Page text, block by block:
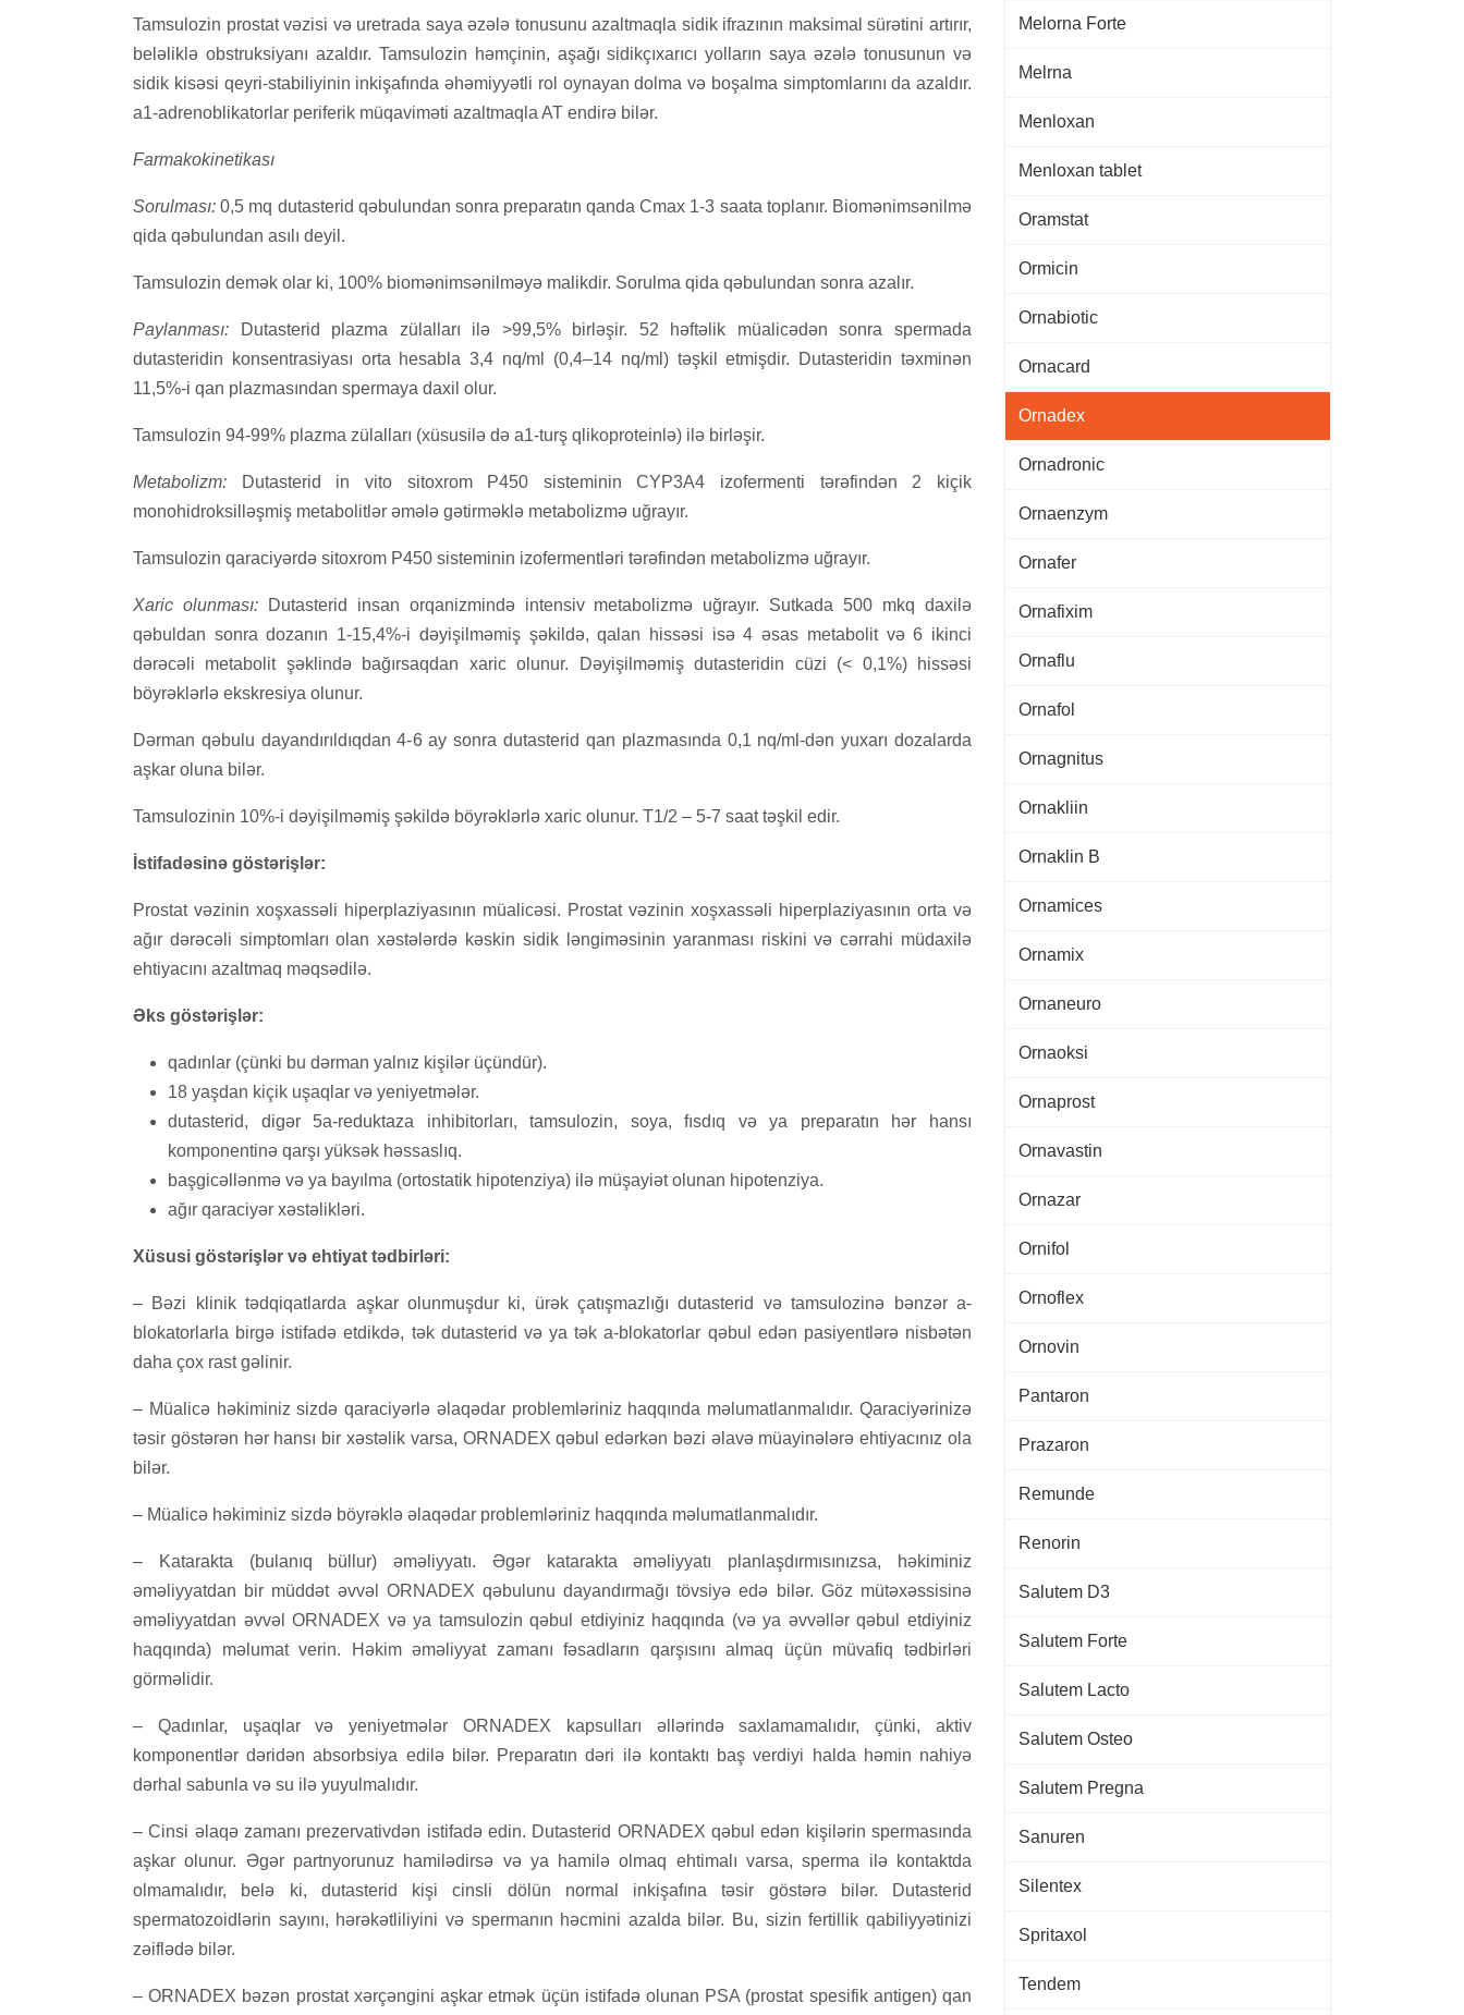
Melorna Forte
Melrna
Menloxan
Menloxan tablet
Oramstat
Ormicin
Ornabiotic
Ornacard
Ornadex
Ornadronic
Ornaenzym
Ornafer
Ornafixim
Ornaflu
Ornafol
Ornagnitus
Ornakliin
Ornaklin B
Ornamices
Ornamix
Ornaneuro
Ornaoksi
Ornaprost
Ornavastin
Ornazar
Ornifol
Ornoflex
Ornovin
Pantaron
Prazaron
Remunde
Renorin
Salutem D3
Salutem Forte
Salutem Lacto
Salutem Osteo
Salutem Pregna
Sanuren
Silentex
Spritaxol
Tendem
Tamsulozin prostat vəzisi və uretrada saya əzələ tonusunu azaltmaqla sidik ifrazının maksimal sürətini artırır,
beləliklə obstruksiyanı azaldır. Tamsulozin həmçinin, aşağı sidikçıxarıcı yolların saya əzələ tonusunun və
sidik kisəsi qeyri-stabiliyinin inkişafında əhəmiyyətli rol oynayan dolma və boşalma simptomlarını da azaldır.
a1-adrenoblikatorlar periferik müqaviməti azaltmaqla AT endirə bilər.
Farmakokinetikası
Sorulması: 0,5 mq dutasterid qəbulundan sonra preparatın qanda Cmax 1-3 saata toplanır. Biomənimsənilmə
qida qəbulundan asılı deyil.
Tamsulozin demək olar ki, 100% biomənimsənilməyə malikdir. Sorulma qida qəbulundan sonra azalır.
Paylanması: Dutasterid plazma zülalları ilə >99,5% birləşir. 52 həftəlik müalicədən sonra spermada
dutasteridin konsentrasiyası orta hesabla 3,4 nq/ml (0,4–14 nq/ml) təşkil etmişdir. Dutasteridin təxminən
11,5%-i qan plazmasından spermaya daxil olur.
Tamsulozin 94-99% plazma zülalları (xüsusilə də a1-turş qlikoproteinlə) ilə birləşir.
Metabolizm: Dutasterid in vito sitoxrom P450 sisteminin CYP3A4 izofermenti tərəfindən 2 kiçik
monohidroksilləşmiş metabolitlər əmələ gətirməklə metabolizmə uğrayır.
Tamsulozin qaraciyərdə sitoxrom P450 sisteminin izofermentləri tərəfindən metabolizmə uğrayır.
Xaric olunması:Dutasterid insan orqanizmində intensiv metabolizmə uğrayır. Sutkada 500 mkq daxilə
qəbuldan sonra dozanın 1-15,4%-i dəyişilməmiş şəkildə, qalan hissəsi isə 4 əsas metabolit və 6 ikinci
dərəcəli metabolit şəklində bağırsaqdan xaric olunur. Dəyişilməmiş dutasteridin cüzi (< 0,1%) hissəsi
böyrəklərlə ekskresiya olunur.
Dərman qəbulu dayandırıldıqdan 4-6 ay sonra dutasterid qan plazmasında 0,1 nq/ml-dən yuxarı dozalarda
aşkar oluna bilər.
Tamsulozinin 10%-i dəyişilməmiş şəkildə böyrəklərlə xaric olunur. T1/2 – 5-7 saat təşkil edir.
İstifadəsinə göstərişlər:
Prostat vəzinin xoşxassəli hiperplaziyasının müalicəsi. Prostat vəzinin xoşxassəli hiperplaziyasının orta və
ağır dərəcəli simptomları olan xəstələrdə kəskin sidik ləngiməsinin yaranması riskini və cərrahi müdaxilə
ehtiyacını azaltmaq məqsədilə.
Əks göstərişlər:
qadınlar (çünki bu dərman yalnız kişilər üçündür).
18 yaşdan kiçik uşaqlar və yeniyetmələr.
dutasterid, digər 5a-reduktaza inhibitorları, tamsulozin, soya, fısdıq və ya preparatın hər hansı
komponentinə qarşı yüksək həssaslıq.
başgicəllənmə və ya bayılma (ortostatik hipotenziya) ilə müşayiət olunan hipotenziya.
ağır qaraciyər xəstəlikləri.
Xüsusi göstərişlər və ehtiyat tədbirləri:
– Bəzi klinik tədqiqatlarda aşkar olunmuşdur ki, ürək çatışmazlığı dutasterid və tamsulozinə bənzər a-
blokatorlarla birgə istifadə etdikdə, tək dutasterid və ya tək a-blokatorlar qəbul edən pasiyentlərə nisbətən
daha çox rast gəlinir.
– Müalicə həkiminiz sizdə qaraciyərlə əlaqədar problemləriniz haqqında məlumatlanmalıdır. Qaraciyərinizə
təsir göstərən hər hansı bir xəstəlik varsa, ORNADEX qəbul edərkən bəzi əlavə müayinələrə ehtiyacınız ola
bilər.
– Müalicə həkiminiz sizdə böyrəklə əlaqədar problemləriniz haqqında məlumatlanmalıdır.
– Katarakta (bulanıq büllur) əməliyyatı. Əgər katarakta əməliyyatı planlaşdırmısınızsa, həkiminiz
əməliyyatdan bir müddət əvvəl ORNADEX qəbulunu dayandırmağı tövsiyə edə bilər. Göz mütəxəssisinə
əməliyyatdan əvvəl ORNADEX və ya tamsulozin qəbul etdiyiniz haqqında (və ya əvvəllər qəbul etdiyiniz
haqqında) məlumat verin. Həkim əməliyyat zamanı fəsadların qarşısını almaq üçün müvafiq tədbirləri
görməlidir.
– Qadınlar, uşaqlar və yeniyetmələr ORNADEX kapsulları əllərində saxlamamalıdır, çünki, aktiv
komponentlər dəridən absorbsiya edilə bilər. Preparatın dəri ilə kontaktı baş verdiyi halda həmin nahiyə
dərhal sabunla və su ilə yuyulmalıdır.
– Cinsi əlaqə zamanı prezervativdən istifadə edin. Dutasterid ORNADEX qəbul edən kişilərin spermasında
aşkar olunur. Əgər partnyorunuz hamilədirsə və ya hamilə olmaq ehtimalı varsa, sperma ilə kontaktda
olmamalıdır, belə ki, dutasterid kişi cinsli dölün normal inkişafına təsir göstərə bilər. Dutasterid
spermatozoidlərin sayını, hərəkətliliyini və spermanın həcmini azalda bilər. Bu, sizin fertillik qabiliyyətinizi
zəiflədə bilər.
– ORNADEX bəzən prostat xərçəngini aşkar etmək üçün istifadə olunan PSA (prostat spesifik antigen) qan